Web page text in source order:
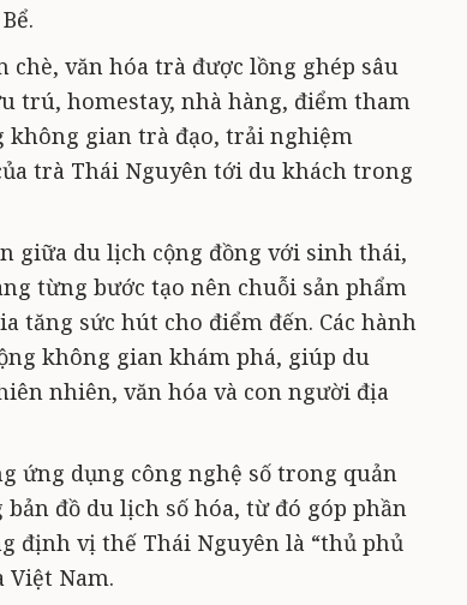
văn hóa trà được lồng ghép sâu
trú, homestay, nhà hàng, điểm tham
không gian trà đạo, trải nghiệm
trà Thái Nguyên tới du khách trong
giữa du lịch cộng đồng với sinh thái,
từng bước tạo nên chuỗi sản phẩm
tăng sức hút cho điểm đến. Các hành
không gian khám phá, giúp du
nhiên, văn hóa và con người địa
ứng dụng công nghệ số trong quản
đồ du lịch số hóa, từ đó góp phần
định vị thế Thái Nguyên là “thủ phủ
Việt Nam.